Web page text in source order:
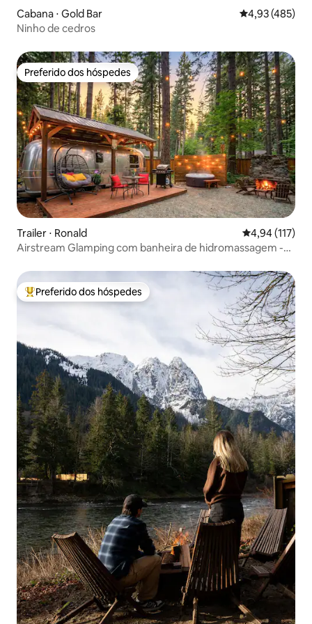
Cabana ⋅ Gold Bar 4,93 de uma
4,93 (485)
Ninho de cedros
Preferido dos hóspedes
Preferido dos hóspedes
Trailer ⋅ Ronald 4,94 de uma
4,94 (117)
Airstream Glamping com banheira de hidromassagem -
Entre os melhores preferidos dos hóspedes
Preferido dos hóspedes